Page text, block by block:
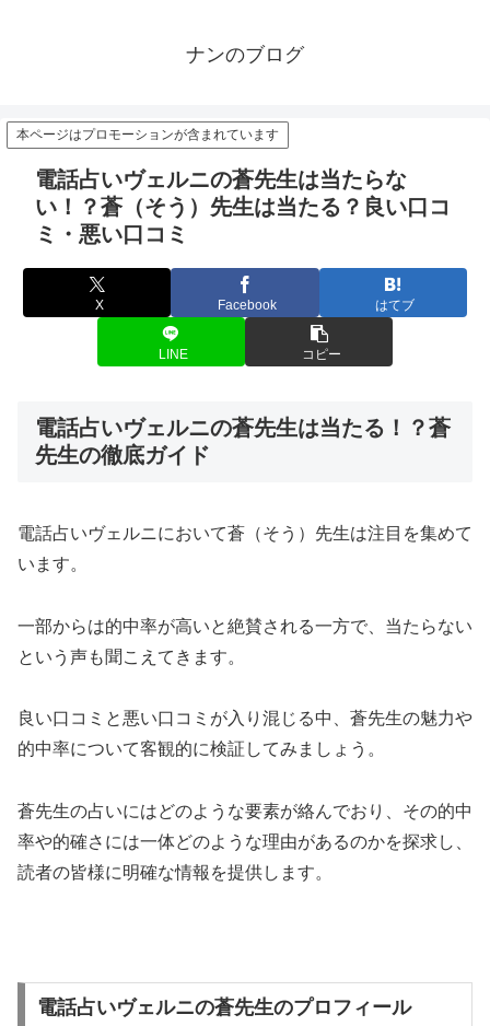
ナンのブログ
本ページはプロモーションが含まれています
電話占いヴェルニの蒼先生は当たらな
い！？蒼（そう）先生は当たる？良い口コ
ミ・悪い口コミ
X Facebook はてブ
LINE コピー
電話占いヴェルニの蒼先生は当たる！？蒼
先生の徹底ガイド
電話占いヴェルニにおいて蒼（そう）先生は注目を集めて
います。
一部からは的中率が高いと絶賛される一方で、当たらない
という声も聞こえてきます。
良い口コミと悪い口コミが入り混じる中、蒼先生の魅力や
的中率について客観的に検証してみましょう。
蒼先生の占いにはどのような要素が絡んでおり、その的中
率や的確さには一体どのような理由があるのかを探求し、
読者の皆様に明確な情報を提供します。
電話占いヴェルニの蒼先生のプロフィール